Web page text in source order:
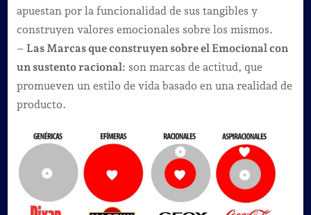
apuestan por la funcionalidad de sus tangibles y
construyen valores emocionales sobre los mismos.
– Las Marcas que construyen sobre el Emocional con
un sustento racional: son marcas de actitud, que
promueven un estilo de vida basado en una realidad de
producto.